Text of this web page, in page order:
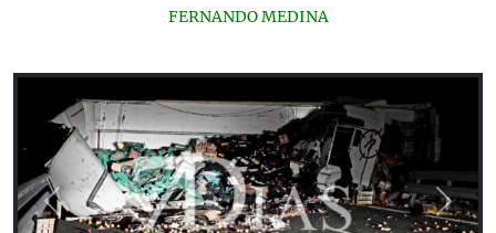
FERNANDO MEDINA
Previous Next